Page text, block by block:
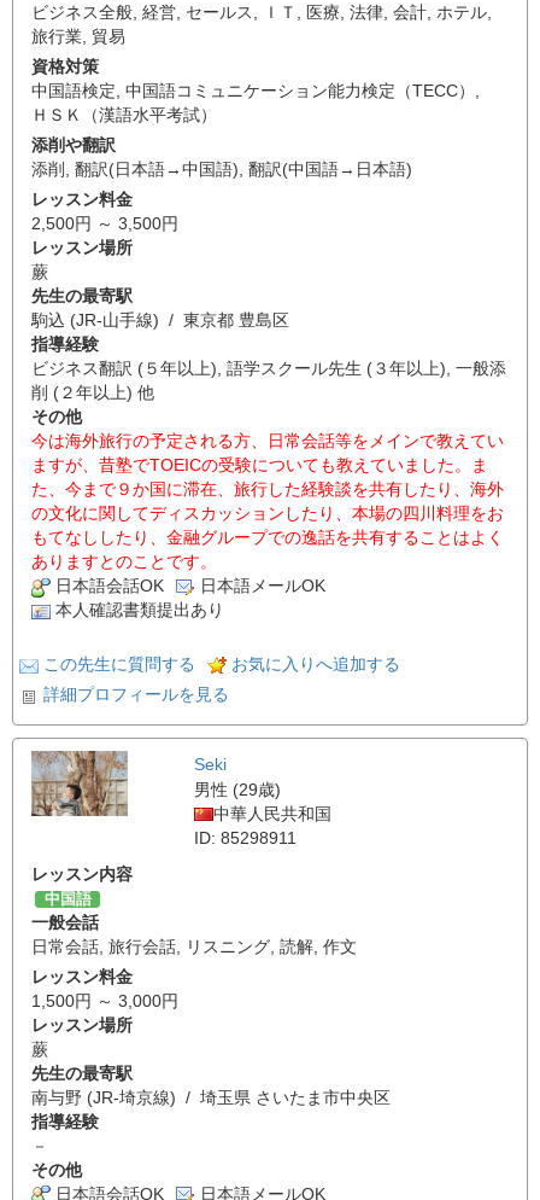
ビジネス全般, 経営, セールス, ＩＴ , 医療, 法律, 会計, ホテル,
旅行業, 貿易
資格対策
中国語検定, 中国語コミュニケーション能力検定（TECC） ,
ＨＳＫ（漢語水平考試）
添削や翻訳
添削 , 翻訳(日本語→中国語), 翻訳(中国語→日本語)
レッスン料金
2,500円 ～ 3,500円
レッスン場所
蕨
先生の最寄駅
駒込 (JR-山手線) / 東京都 豊島区
指導経験
ビジネス翻訳 (５年以上), 語学スクール先生 (３年以上), 一般添
削 (２年以上) 他
その他
今は海外旅行の予定される方、日常会話等をメインで教えてい
ますが、昔塾でTOEICの受験についても教えていました。ま
た、今まで９か国に滞在、旅行した経験談を共有したり、海外
の文化に関してディスカッションしたり、本場の四川料理をお
もてなししたり、金融グループでの逸話を共有することはよく
ありますとのことです。
日本語会話OK
日本語メールOK
本人確認書類提出あり
この先生に質問する
お気に入りへ追加する
詳細プロフィールを見る
Seki
男性 (29歳)
中華人民共和国
ID: 85298911
レッスン内容
中国語
一般会話
日常会話 旅行会話 リスニング 読解 作文
レッスン料金
1,500円 ～ 3,000円
レッスン場所
蕨
先生の最寄駅
南与野 (JR-埼京線) / 埼玉県 さいたま市中央区
指導経験
－
その他
日本語会話OK
日本語メールOK